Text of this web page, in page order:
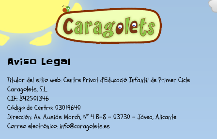
Aviso Legal
Titular del sitio web: Centre Privat d'Educació Infantil de Primer Cicle
Caragolets, S.L.
CIF: B42501346
Código de Centro: 03019640
Dirección: Av. Ausiás March, N° 4 B-8 - 03730 - Jávea, Alicante
Correo electrónico: info@caragolets.es